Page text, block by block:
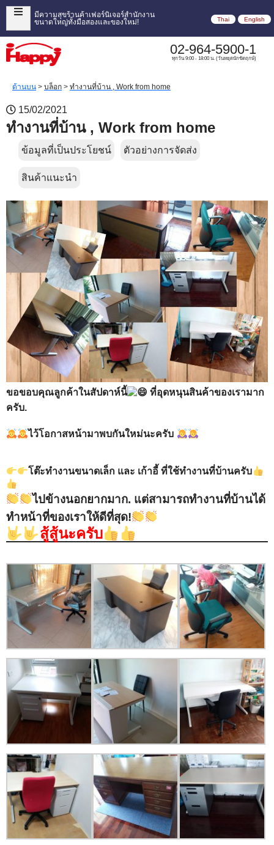
มีความสุขร้านค้าเฟอร์นิเจอร์สำนักงาน
ขนาดใหญ่ทั้งมือสองและของใหม่!
Thai English
02-964-5900-1
ทุกวัน 9:00 - 18:00 น. (วันหยุดนักขัตฤกษ์)
ด้านบน > บล็อก > ทำงานที่บ้าน , Work from home
15/02/2021
ทำงานที่บ้าน , Work from home
ข้อมูลที่เป็นประโยชน์ ตัวอย่างการจัดส่ง
สินค้าแนะนำ
ขอขอบคุณลูกค้าในสัปดาห์นี้
ที่อุดหนุนสินค้าของเรามาก
ครับ.
ไว้โอกาสหน้ามาพบกันใหม่นะครับ
โต๊ะทำงานขนาดเล็ก และ เก้าอี้ ที่ใช้ทำงานที่บ้านครับ
ไปข้างนอกยากมาก. แต่สามารถทำงานที่บ้านได้
ทำหน้าที่ของเราให้ดีที่สุด!
สู้สู้นะครับ